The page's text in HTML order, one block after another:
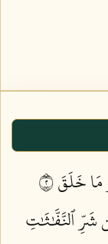
خَلَقَ ٢
شَرِّ ٱلنَّفَّٰثَٰتِ